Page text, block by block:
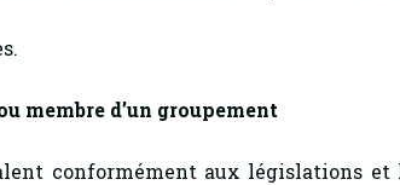
membre d’un groupement
conformément aux législations et